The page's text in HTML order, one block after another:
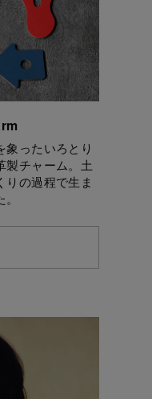
象ったいろとり
製チャーム。土
りの過程で生ま